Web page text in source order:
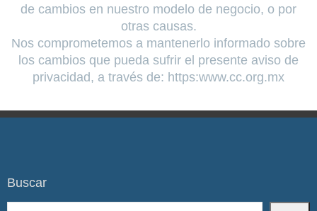
de cambios en nuestro modelo de negocio, o por
otras causas.
Nos comprometemos a mantenerlo informado sobre
los cambios que pueda sufrir el presente aviso de
privacidad, a través de: https:www.cc.org.mx
Buscar